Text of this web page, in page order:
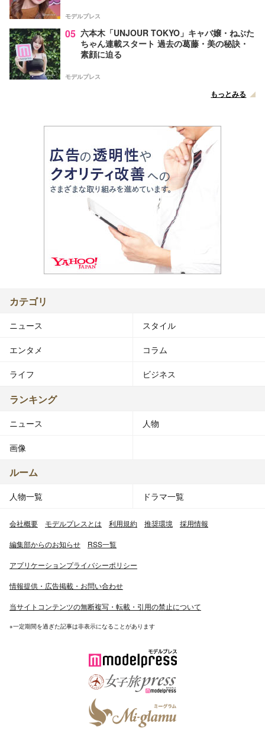
モデルプレス
05 六本木「UNJOUR TOKYO」キャバ嬢・ねぶた
ちゃん連載スタート 過去の葛藤・美の秘訣・
素顔に迫る
モデルプレス
もっとみる
カテゴリ
ニュース スタイル
エンタメ コラム
ライフ ビジネス
ランキング
ニュース 人物
画像
ルーム
人物一覧 ドラマ一覧
会社概要 モデルプレスとは 利用規約 推奨環境 採用情報
編集部からのお知らせ RSS一覧
アプリケーションプライバシーポリシー
情報提供・広告掲載・お問い合わせ
当サイトコンテンツの無断複写・転載・引用の禁止について
※一定期間を過ぎた記事は非表示になることがあります